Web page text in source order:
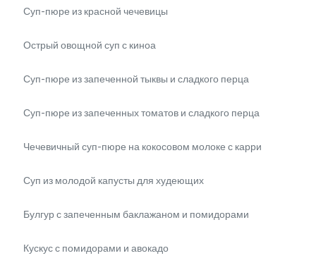
Суп-пюре из красной чечевицы
Острый овощной суп с киноа
Суп-пюре из запеченной тыквы и сладкого перца
Суп-пюре из запеченных томатов и сладкого перца
Чечевичный суп-пюре на кокосовом молоке с карри
Суп из молодой капусты для худеющих
Булгур с запеченным баклажаном и помидорами
Кускус с помидорами и авокадо